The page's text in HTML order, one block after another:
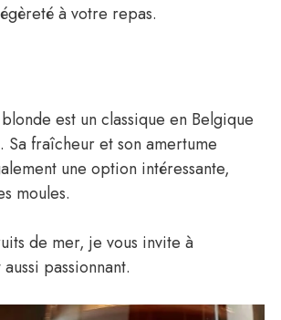
à votre repas.
est un classique en Belgique
fraîcheur et son amertume
une option intéressante,
moules.
de mer, je vous invite à
passionnant.